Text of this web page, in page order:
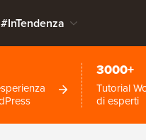
#InTendenza
3000+
Tutorial
di esperti